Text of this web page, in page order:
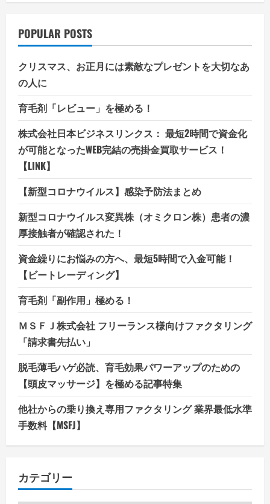
POPULAR POSTS
クリスマス、お正月には素敵なプレゼントを大切なあ
の人に
育毛剤「レビュー」を極める！
株式会社日本ビジネスリンクス： 最短2時間で資金化
が可能となったWEB完結の売掛金買取サービス！
【LINK】
【新型コロナウイルス】感染予防法まとめ
新型コロナウイルス変異株（オミクロン株）患者の濃
厚接触者が確認された！
資金繰りにお悩みの方へ、最短5時間で入金可能！
【ビートレーディング】
育毛剤「副作用」極める！
ＭＳＦＪ株式会社 フリーランス様向けファクタリング
「請求書先払い」
脱毛薄毛ハゲ必読、育毛効果パワーアップのための
【頭皮マッサージ】を極める記事特集
他社からの乗り換え専用ファクタリング 業界最低水準
手数料【MSFJ】
カテゴリー